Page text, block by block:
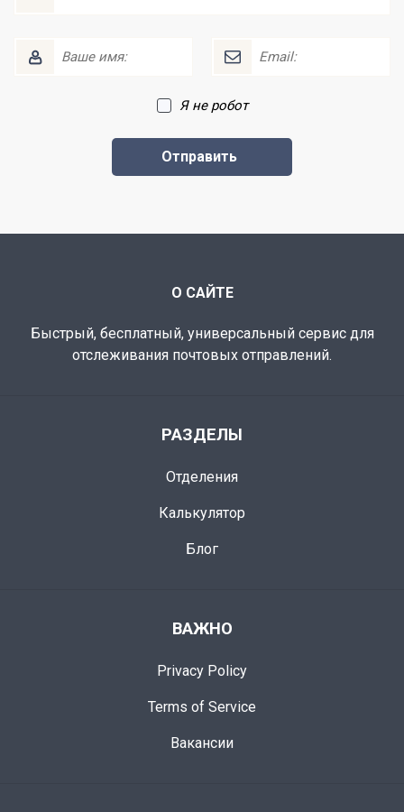
Я не робот
О САЙТЕ
Быстрый, бесплатный, универсальный сервис для
отслеживания почтовых отправлений.
РАЗДЕЛЫ
Отделения
Калькулятор
Блог
ВАЖНО
Privacy Policy
Terms of Service
Вакансии